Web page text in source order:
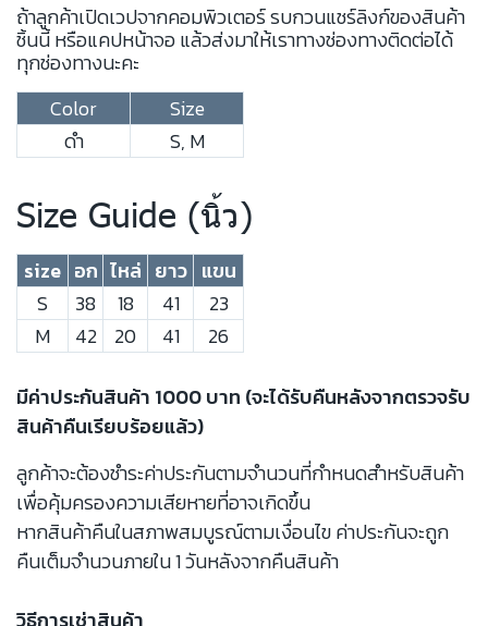
ถ้าลูกค้าเปิดเวปจากคอมพิวเตอร์ รบกวนแชร์ลิงก์ของสินค้า
ชิ้นนี้ หรือแคปหน้าจอ แล้วส่งมาให้เราทางช่องทางติดต่อได้
ทุกช่องทางนะคะ
Color
Size
ดำ
S, M
Size Guide (นิ้ว)
size อก ไหล่ ยาว แขน
S
38 18 41
23
M
42 20 41 26
มีค่าประกันสินค้า 1000 บาท (จะได้รับคืนหลังจากตรวจรับ
สินค้าคืนเรียบร้อยแล้ว)
ลูกค้าจะต้องชำระค่าประกันตามจำนวนที่กำหนดสำหรับสินค้า
เพื่อคุ้มครองความเสียหายที่อาจเกิดขึ้น
หากสินค้าคืนในสภาพสมบูรณ์ตามเงื่อนไข ค่าประกันจะถูก
คืนเต็มจำนวนภายใน 1 วันหลังจากคืนสินค้า
วิธีการเช่าสินค้า